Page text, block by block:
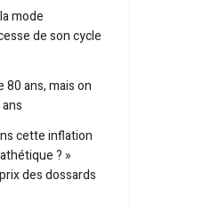
mode
de son cycle
80 ans, mais on
cette inflation
? »
des dossards